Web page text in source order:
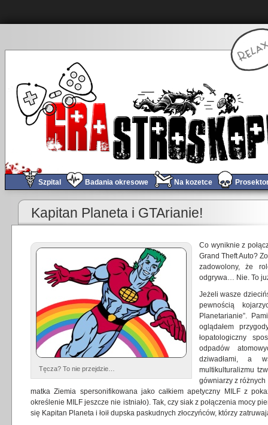
Szpital Badania okresowe Na kozetce
Diagnoza wstępna #09 – Odallus: The Dark Call
Kapitan Planeta i GTArianie!
Tęcza? To nie przejdzie…
Co wyniknie z
Grand Theft Auto?
zadowolony, że
odgrywa… Nie. To
Jeżeli wasze
pewnością
Planetarianie”.
oglądałem
łopatologiczny
odpadów
dziwadłami, a
multikulturalizmu
gówniarzy z różnych
matka Ziemia spersonifikowana jako całkiem apetyczny MILF z
określenie MILF jeszcze nie istniało). Tak, czy siak z połączenia mocy
się Kapitan Planeta i łoił dupska paskudnych złoczyńców, którzy